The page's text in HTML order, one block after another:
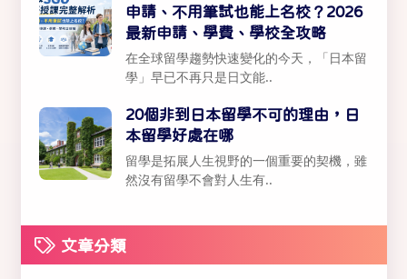
申請、不用筆試也能上名校？2026
最新申請、學費、學校全攻略
在全球留學趨勢快速變化的今天，「日本留
學」早已不再只是日文能..
20個非到日本留學不可的理由，日
本留學好處在哪
留學是拓展人生視野的一個重要的契機，雖
然沒有留學不會對人生有..
文章分類